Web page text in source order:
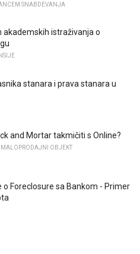
SNABDEVANJA
akademskih istraživanja o
stanara i prava stanara u
and Mortar takmičiti s Online?
OBJEKT
o Foreclosure sa Bankom - Primer